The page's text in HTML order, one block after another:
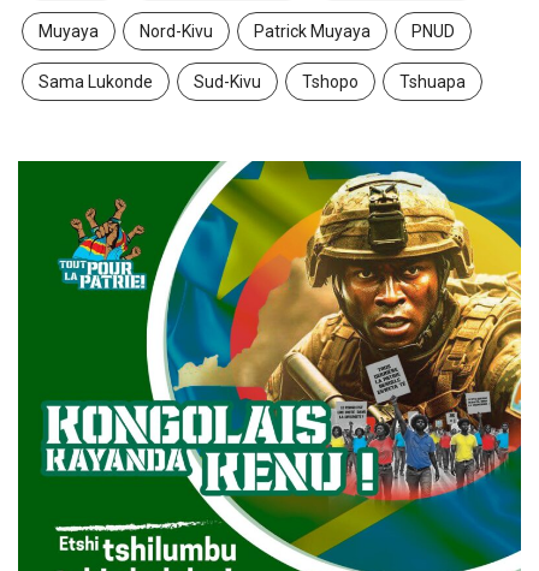
Muyaya Nord-Kivu Patrick Muyaya PNUD
Sama Lukonde Sud-Kivu Tshopo Tshuapa